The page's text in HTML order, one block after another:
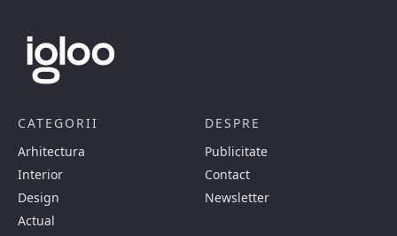
CATEGORII
Arhitectura
Interior
Design
Actual
DESPRE
Publicitate
Contact
Newsletter